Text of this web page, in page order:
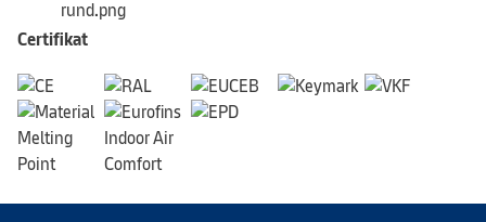
Certifikat